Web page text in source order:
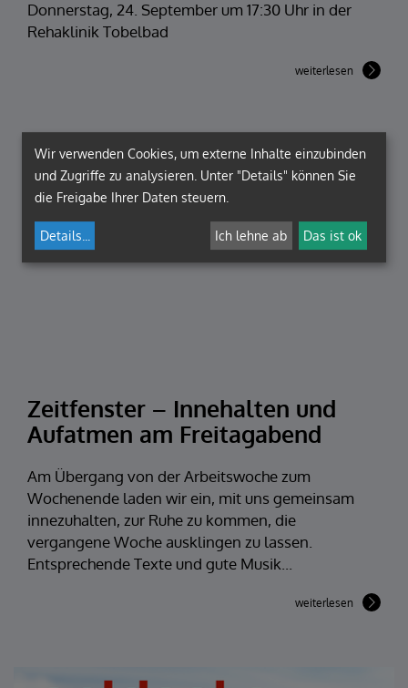
Donnerstag, 24. September um 17:30 Uhr in der
Rehaklinik Tobelbad
weiterlesen
Zeitfenster – Innehalten und
Aufatmen am Freitagabend
Am Übergang von der Arbeitswoche zum
Wochenende laden wir ein, mit uns gemeinsam
innezuhalten, zur Ruhe zu kommen, die
vergangene Woche ausklingen zu lassen.
Entsprechende Texte und gute Musik...
weiterlesen
Wir verwenden Cookies, um externe Inhalte einzubinden
und Zugriffe zu analysieren. Unter "Details" können Sie
die Freigabe Ihrer Daten steuern.
Details Ich lehne ab Das ist ok